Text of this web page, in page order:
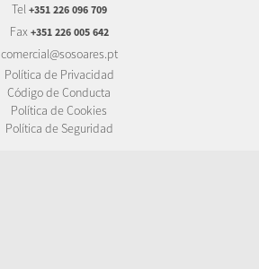
Tel +351 226 096 709
Fax +351 226 005 642
comercial@sosoares.pt
Política de Privacidad
Código de Conducta
Política de Cookies
Política de Seguridad